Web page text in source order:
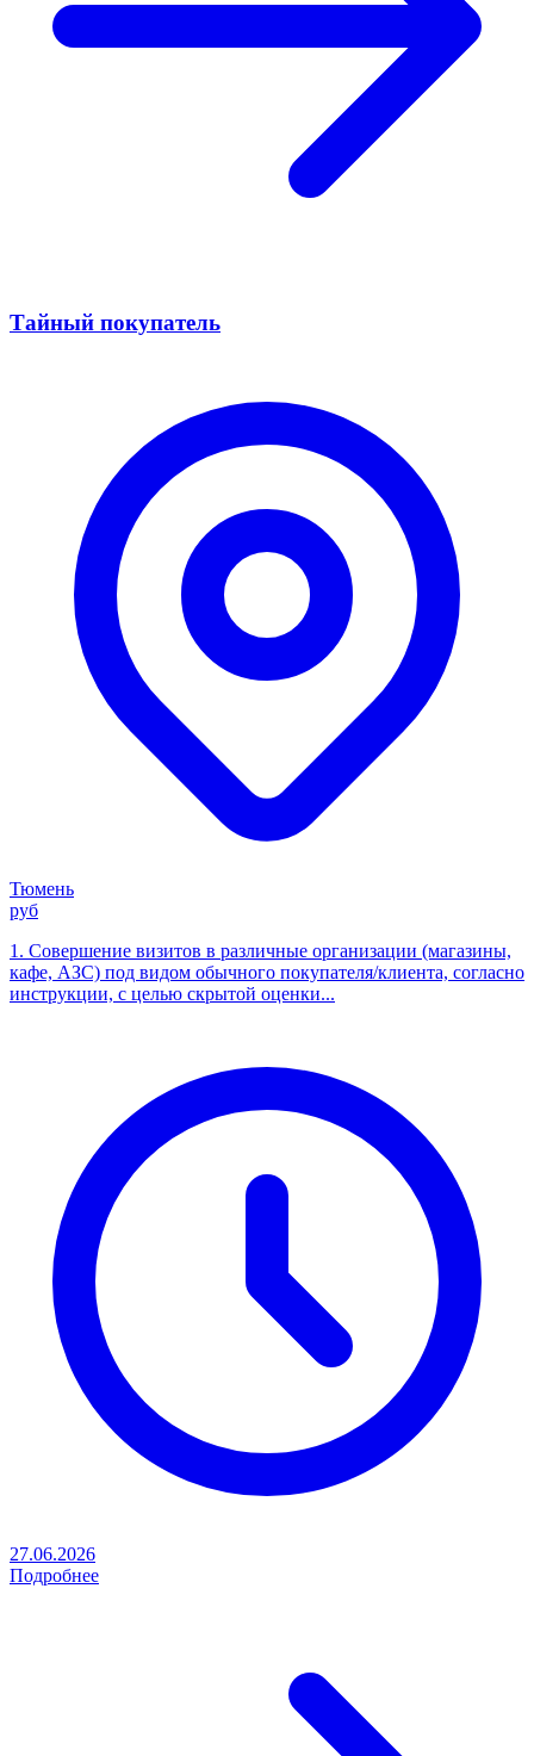
Тайный покупатель
Тюмень
руб
1. Совершение визитов в различные организации (магазины,
кафе, АЗС) под видом обычного покупателя/клиента, согласно
инструкции, с целью скрытой оценки...
27.06.2026
Подробнее